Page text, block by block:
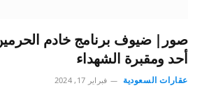
صور| ضيوف برنامج خادم
أحد ومقبرة الشهداء
عقارات السعودية فبراير 17, 2024